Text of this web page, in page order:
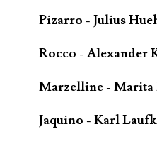
Pizarro - Julius
Rocco - Alexander
Marzelline - Marita
Jaquino - Karl